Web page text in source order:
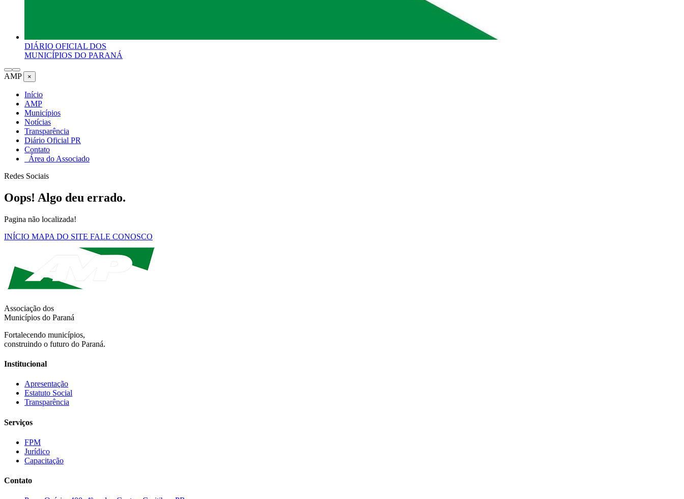
DIÁRIO OFICIAL DOS
MUNICÍPIOS DO PARANÁ
AMP ×
Início
AMP
Municípios
Notícias
Transparência
Diário Oficial PR
Contato
Área do Associado
Redes Sociais
Oops! Algo deu errado.
Pagina não localizada!
INÍCIO MAPA DO SITE FALE CONOSCO
Associação dos
Municípios do Paraná
Fortalecendo municípios,
construindo o futuro do Paraná.
Institucional
Apresentação
Estatuto Social
Transparência
Serviços
FPM
Jurídico
Capacitação
Contato